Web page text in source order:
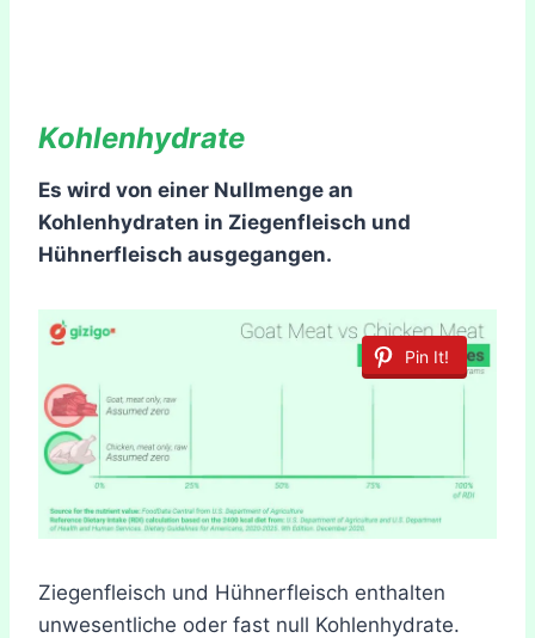
Kohlenhydrate
Es wird von einer Nullmenge an
Kohlenhydraten in Ziegenfleisch und
Hühnerfleisch ausgegangen.
Pin It!
Ziegenfleisch und Hühnerfleisch enthalten
unwesentliche oder fast null Kohlenhydrate.